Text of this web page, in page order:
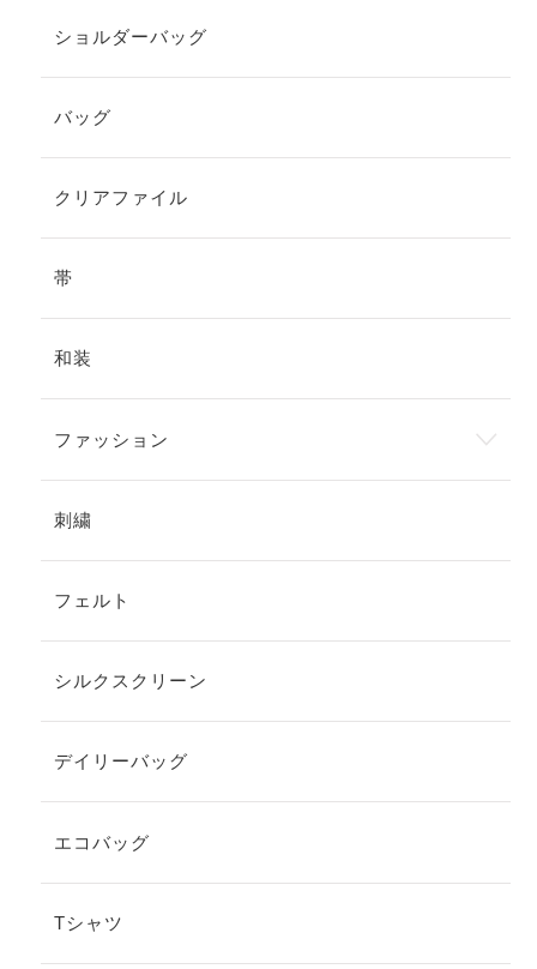
ショルダーバッグ
バッグ
クリアファイル
帯
和装
ファッション
刺繍
フェルト
シルクスクリーン
デイリーバッグ
エコバッグ
Tシャツ